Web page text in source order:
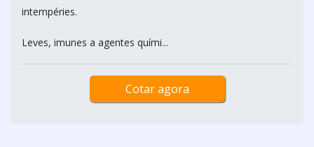
intempéries.
Leves, imunes a agentes quími...
Cotar agora